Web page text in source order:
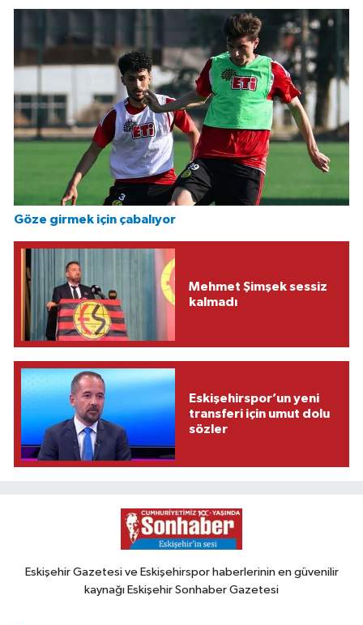
Göze girmek için çabalıyor
Mehmet Şimşek sessiz
kalmadı
Eskişehirspor’un yeni
transferi için umut dolu
sözler
Eskişehir Gazetesi ve Eskişehirspor haberlerinin en güvenilir
kaynağı Eskişehir Sonhaber Gazetesi